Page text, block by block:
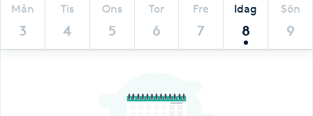
Mån
3
Tis
4
Ons
5
Tor
6
Fre
7
Idag
8
Sön
9